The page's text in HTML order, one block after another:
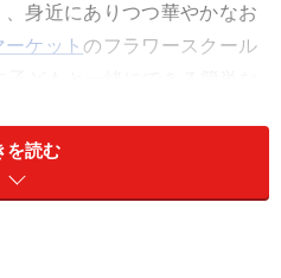
身近にありつつ華やかなお
ケット のフラワースクール
を読む